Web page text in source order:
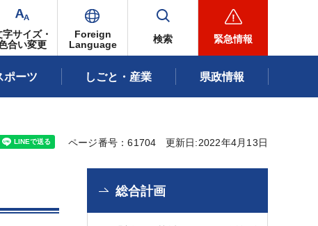
字サイズ・
合い変更
Foreign
Language
検索 緊急情報
ポーツ しごと・産業 県政情報
ページ番号：61704 更新日:2022年4月13日
総合計画